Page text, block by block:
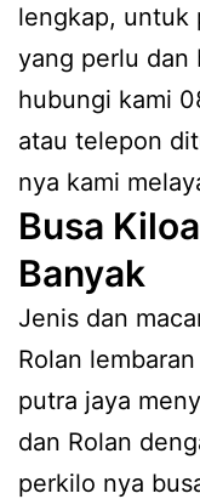
lengkap, untuk
yang perlu dan
hubungi kami
atau telepon
nya kami
Busa
Banyak
Jenis dan
Rolan
putra jaya
dan Rolan
perkilo nya